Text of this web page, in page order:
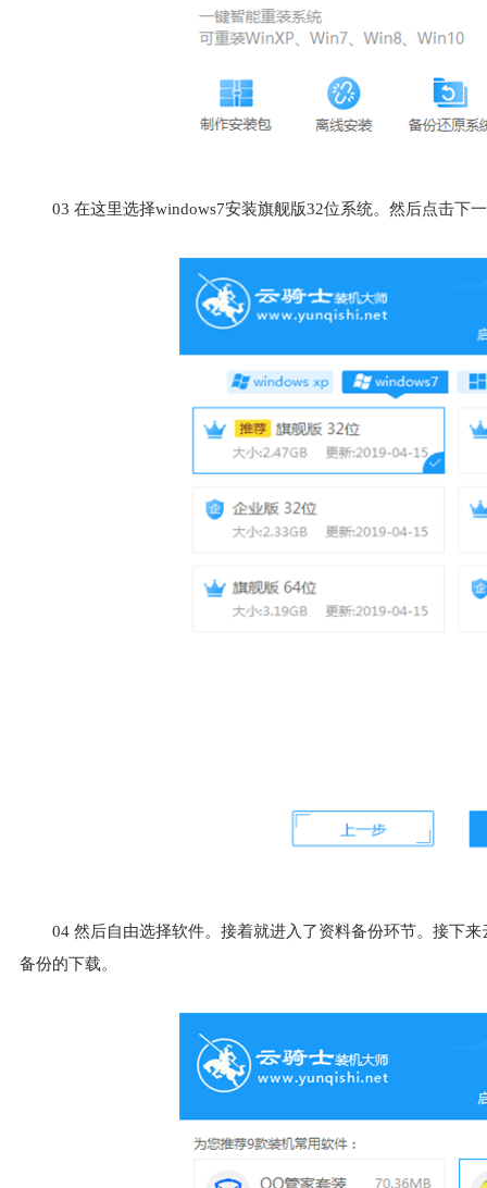
03 在这里选择windows7安装旗舰版32位系统。然后点击下
04 然后自由选择软件。接着就进入了资料备份环节。接下
备份的下载。